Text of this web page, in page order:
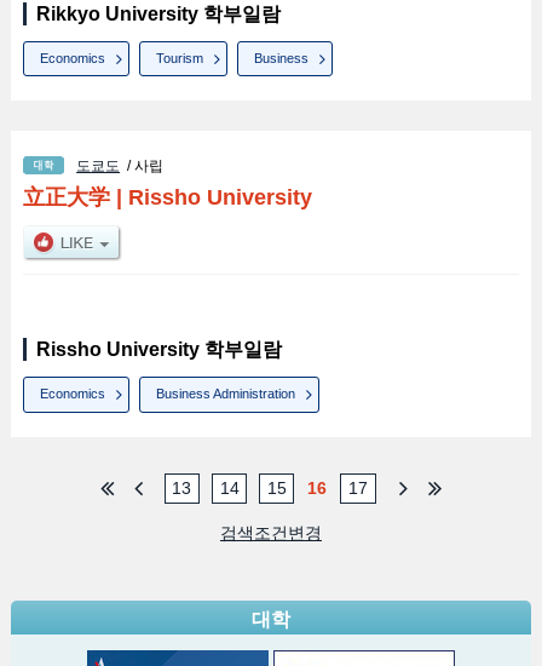
Rikkyo University 학부일람
Economics Tourism Business
도쿄도 / 사립
立正大学| Rissho University
Rissho University 학부일람
Economics Business Administration
13 14 15 16 17
검색조건변경
대학